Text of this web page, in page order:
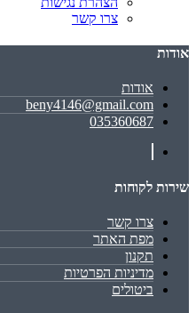
צרו קשר
אודות
אודות
beny4146@gmail.com
035360687
שירות לקוחות
צרו קשר
מפת האתר
תקנון
מדיניות הפרטיות
ביטולים